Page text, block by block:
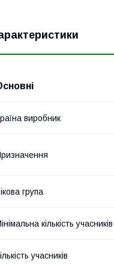
виробник
група
кількість учасників
учасників